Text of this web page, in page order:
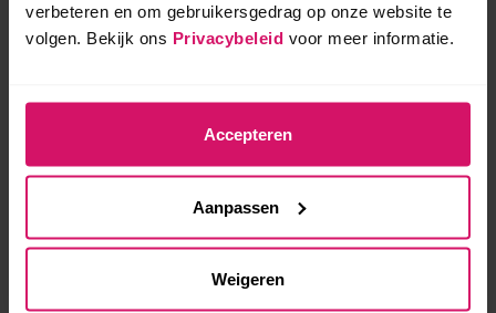
verbeteren en om gebruikersgedrag op onze website te
volgen. Bekijk ons Privacybeleid voor meer informatie.
Accepteren
Aanpassen
Weigeren